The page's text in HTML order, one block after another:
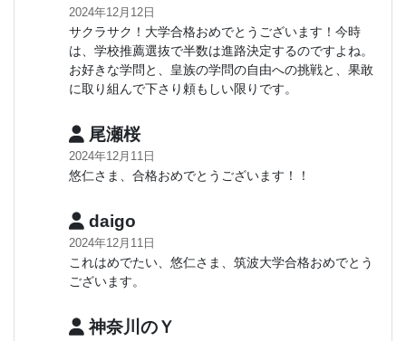
2024年12月12日
サクラサク！大学合格おめでとうございます！今時
は、学校推薦選抜で半数は進路決定するのですよね。
お好きな学問と、皇族の学問の自由への挑戦と、果敢
に取り組んで下さり頼もしい限りです。
尾瀬桜
2024年12月11日
悠仁さま、合格おめでとうございます！！
daigo
2024年12月11日
これはめでたい、悠仁さま、筑波大学合格おめでとう
ございます。
神奈川のＹ